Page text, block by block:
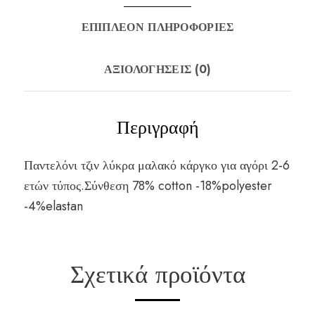
ΕΠΙΠΛΈΟΝ ΠΛΗΡΟΦΟΡΊΕΣ
ΑΞΙΟΛΟΓΉΣΕΙΣ (0)
Περιγραφή
Παντελόνι τζιν λύκρα μαλακό κάργκο για αγόρι 2-6
ετών τύπος.Σύνθεση 78% cotton -18%polyester
-4%elastan
Σχετικά προϊόντα